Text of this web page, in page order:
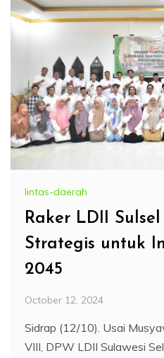
lintas-daerah
Raker LDII
Strategis untuk
2045
October 12, 2024
Sidrap (12/10). Usai
VIII, DPW LDII Sulawesi